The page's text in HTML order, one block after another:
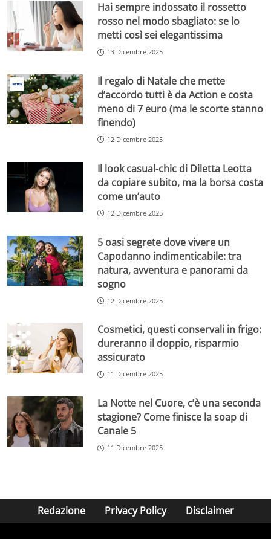
Hai sempre indossato il rossetto
rosso nel modo sbagliato: se lo
metti così sei elegantissima
13 Dicembre 2025
Il regalo di Natale che mette
d’accordo tutti è da Action e costa
meno di 7 euro (ma le scorte stanno
finendo)
12 Dicembre 2025
Il look casual-chic di Diletta Leotta
da copiare subito, ma la borsa costa
come un’auto
12 Dicembre 2025
5 oasi segrete dove vivere un
Capodanno indimenticabile: tra
natura, avventura e panorami da
sogno
12 Dicembre 2025
Cosmetici, questi conservali in frigo:
dureranno il doppio, risparmio
assicurato
11 Dicembre 2025
La Notte nel Cuore, c’è una seconda
stagione? Come finisce la soap di
Canale 5
11 Dicembre 2025
Redazione Privacy Policy Disclaimer